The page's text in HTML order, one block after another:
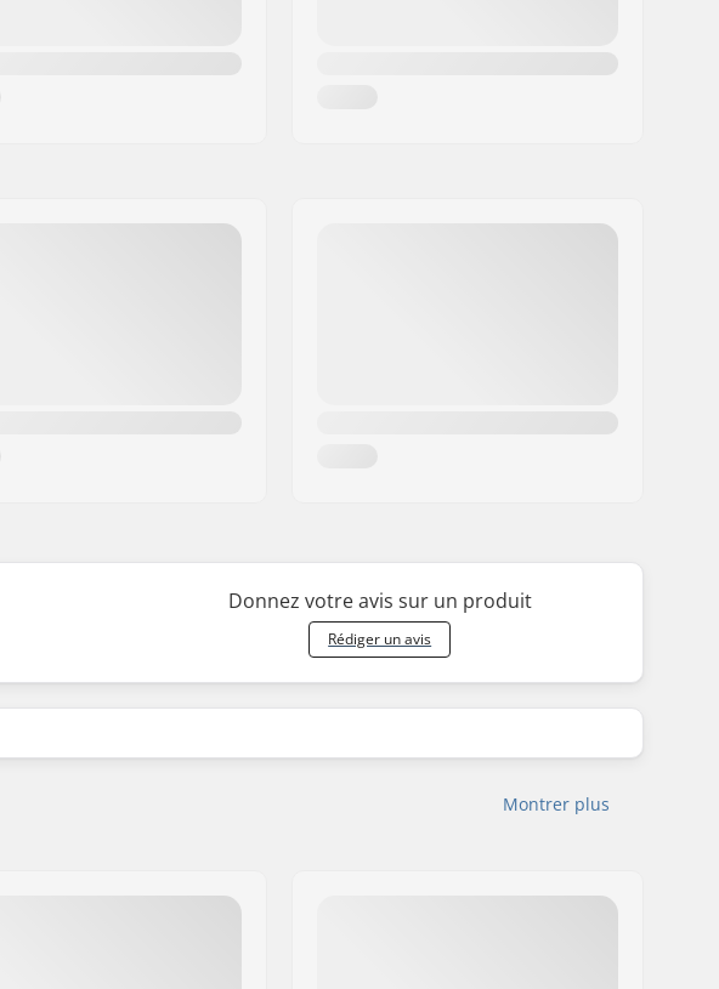
Donnez votre avis sur un produit
Rédiger un avis
Montrer plus